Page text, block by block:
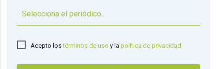
Acepto lostérminos de uso y lapolítica de privacidad